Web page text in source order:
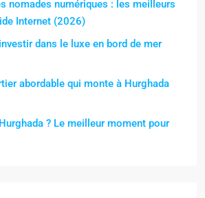
nomades numériques : les meilleurs
Internet (2026)
dans le luxe en bord de mer
abordable qui monte à Hurghada
? Le meilleur moment pour